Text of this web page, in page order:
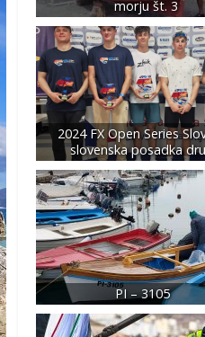
morju št. 3
2024 FX Open Series
slovenska posadka
PI – 3105